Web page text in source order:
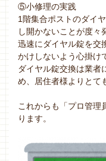
⑤小修理の実践
1階集合ポストのダイ
し開かないことが度々
迅速にダイヤル錠を交
かけしないよう心掛け
ダイヤル錠交換は業者
め、居住者様よりとて
これからも「プロ管理
ります。